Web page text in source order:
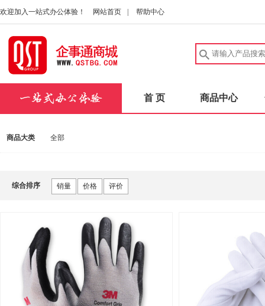
欢迎加入一站式办公体验！ 网站首页 帮助中心
首 页 商品中心
商品大类 全部
综合排序 销量 价格 评价